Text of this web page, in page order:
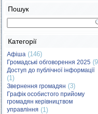
Пошук
Категорії
Афіша (146)
Громадські обговорення 2025
Доступ до публічної інформації
(1)
Звернення громадян (3)
Графік особистого прийому
громадян керівництвом
управління (1)